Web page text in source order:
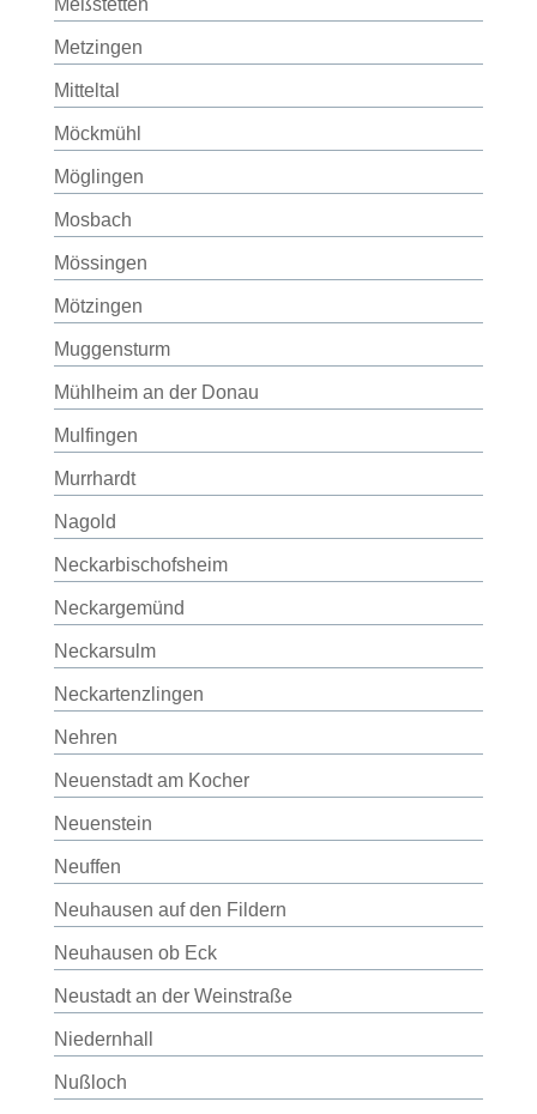
Meßstetten
Metzingen
Mitteltal
Möckmühl
Möglingen
Mosbach
Mössingen
Mötzingen
Muggensturm
Mühlheim an der Donau
Mulfingen
Murrhardt
Nagold
Neckarbischofsheim
Neckargemünd
Neckarsulm
Neckartenzlingen
Nehren
Neuenstadt am Kocher
Neuenstein
Neuffen
Neuhausen auf den Fildern
Neuhausen ob Eck
Neustadt an der Weinstraße
Niedernhall
Nußloch